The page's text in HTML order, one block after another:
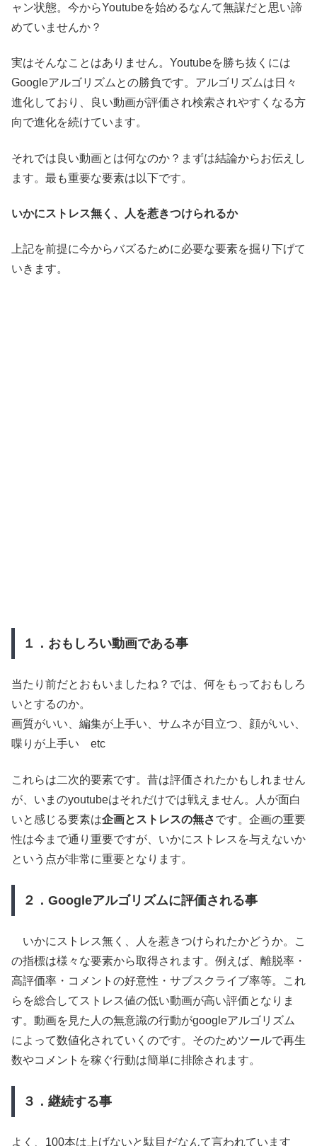
ャン状態。今からYoutubeを始めるなんて無謀だと思い諦
めていませんか？
実はそんなことはありません。Youtubeを勝ち抜くには
Googleアルゴリズムとの勝負です。アルゴリズムは日々
進化しており、良い動画が評価され検索されやすくなる方
向で進化を続けています。
それでは良い動画とは何なのか？まずは結論からお伝えし
ます。最も重要な要素は以下です。
いかにストレス無く、人を惹きつけられるか
上記を前提に今からバズるために必要な要素を掘り下げて
いきます。
１．おもしろい動画である事
当たり前だとおもいましたね？では、何をもっておもしろ
いとするのか。
画質がいい、編集が上手い、サムネが目立つ、顔がいい、
喋りが上手い etc
これらは二次的要素です。昔は評価されたかもしれません
が、いまのyoutubeはそれだけでは戦えません。人が面白
いと感じる要素は企画とストレスの無さです。企画の重要
性は今まで通り重要ですが、いかにストレスを与えないか
という点が非常に重要となります。
２．Googleアルゴリズムに評価される事
いかにストレス無く、人を惹きつけられたかどうか。こ
の指標は様々な要素から取得されます。例えば、離脱率・
高評価率・コメントの好意性・サブスクライブ率等。これ
らを総合してストレス値の低い動画が高い評価となりま
す。動画を見た人の無意識の行動がgoogleアルゴリズム
によって数値化されていくのです。そのためツールで再生
数やコメントを稼ぐ行動は簡単に排除されます。
３．継続する事
よく、100本は上げないと駄目だなんて言われています